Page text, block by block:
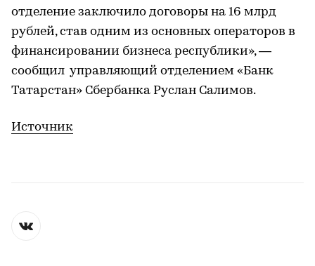
отделение заключило договоры на 16 млрд
рублей, став одним из основных операторов в
финансировании бизнеса республики», —
сообщил управляющий отделением «Банк
Татарстан» Сбербанка Руслан Салимов.
Источник